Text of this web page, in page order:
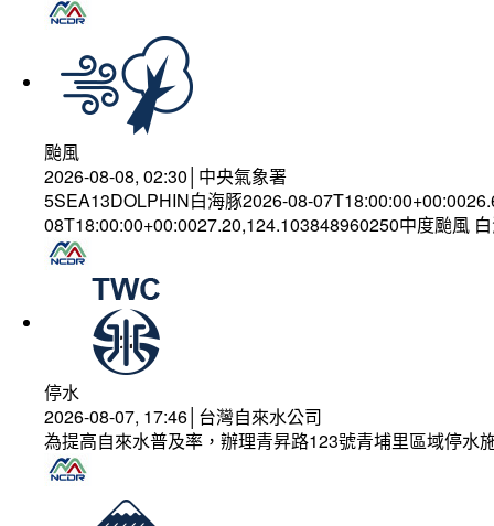
颱風
2026-08-08, 02:30│中央氣象署
5SEA13DOLPHIN白海豚2026-08-
08T18:00:00+00:0027.20,124.103848960250中度颱風
停水
2026-08-07, 17:46│台灣自來水公司
為提高自來水普及率，辦理青昇路123號青埔里區域停水